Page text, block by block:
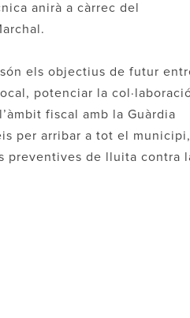
anirà a càrrec del
els objectius de futur
potenciar la
fiscal amb la Guàrdia
per arribar a tot el municipi,
preventives de lluita contra